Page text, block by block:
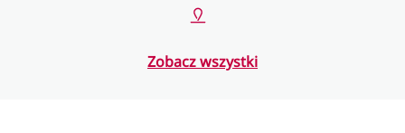
Zobacz wszystki